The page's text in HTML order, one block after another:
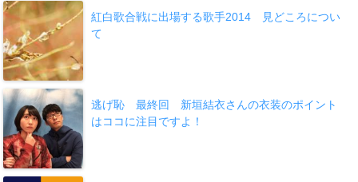
紅白歌合戦に出場する歌手2014 見どころについ
て
逃げ恥 最終回 新垣結衣さんの衣装のポイント
はココに注目ですよ！